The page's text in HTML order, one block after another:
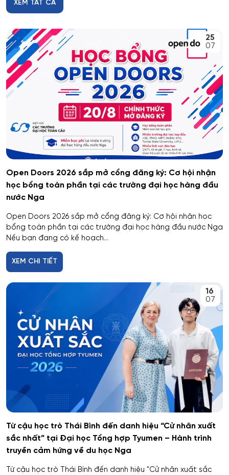
XEM TẤT CẢ
25
07
Open Doors 2026 sắp mở cổng đăng ký: Cơ hội nhận
học bổng toàn phần tại các trường đại học hàng đầu
nước Nga
Open Doors 2026 sắp mở cổng đăng ký: Cơ hội nhận học
bổng toàn phần tại các trường đại học hàng đầu nước Nga
Nếu bạn đang có kế hoạch...
XEM CHI TIẾT
16
07
Từ cậu học trò Thái Bình đến danh hiệu “Cử nhân xuất
sắc nhất” tại Đại học Tổng hợp Tyumen – Hành trình
truyền cảm hứng về du học Nga
Từ cậu học trò Thái Bình đến danh hiệu "Cử nhân xuất sắc